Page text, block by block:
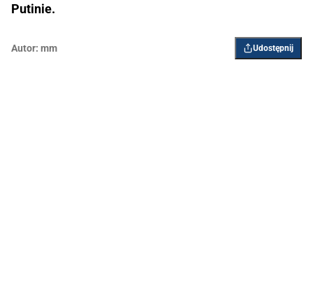
Putinie.
Autor: mm Udostępnij